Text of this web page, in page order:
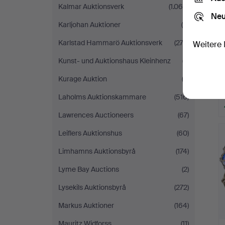
Kalmar Auktionsverk
(1.068)
Karljohan Auktioner
(5)
Karlstad Hammarö Auktionsverk
(273)
Kunst- und Auktionshaus Kleinhenz
(7)
Kurage Auktion
(2)
Laholms Auktionskammare
(516)
Lawrences Auctioneers
(67)
Leiflers Auktionshus
(60)
Limhamns Auktionsbyrå
(174)
Lyme Bay Auctions
(2)
Lysekils Auktionsbyrå
(272)
Markus Auktioner
(164)
Weitere